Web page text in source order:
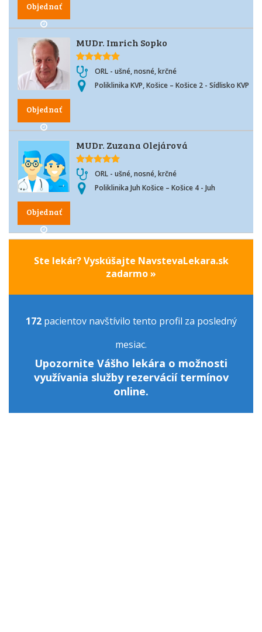
Objednať
Objednať
MUDr. Imrich Sopko
ORL - ušné, nosné, krčné
Poliklinika KVP, Košice – Košice 2 - Sídlisko KVP
Objednať
MUDr. Zuzana Olejárová
ORL - ušné, nosné, krčné
Poliklinika Juh Košice – Košice 4 - Juh
Ste lekár? Vyskúšajte NavstevaLekara.sk
zadarmo »
172pacientov navštívilo tento profil za posledný
mesiac.
Upozornite Vášho lekára o možnosti
využívania služby rezervácií termínov
online.